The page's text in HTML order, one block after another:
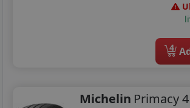
4
Michelin Primacy 4